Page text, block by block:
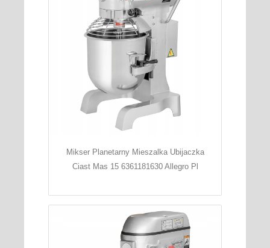
Mikser Planetarny Mieszalka Ubijaczka
Ciast Mas 15 6361181630 Allegro Pl